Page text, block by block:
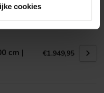
cookies
cm | €1.949,95